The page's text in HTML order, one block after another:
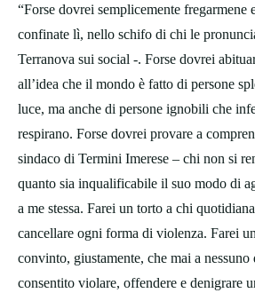
“Forse dovrei semplicemente fregarmene
confinate lì, nello schifo di chi le
Terranova sui social -. Forse dovrei
all’idea che il mondo è fatto di persone
luce, ma anche di persone ignobili che
respirano. Forse dovrei provare a
sindaco di Termini Imerese – chi non si
quanto sia inqualificabile il suo modo di
a me stessa. Farei un torto a chi
cancellare ogni forma di violenza. Farei
convinto, giustamente, che mai a nessuno
consentito violare, offendere e denigrare